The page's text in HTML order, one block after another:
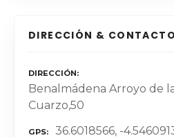
DIRECCIÓN & CONTACTO
DIRECCIÓN
Benalmádena Arroyo de
Cuarzo,50
GPS 36.6018566, -